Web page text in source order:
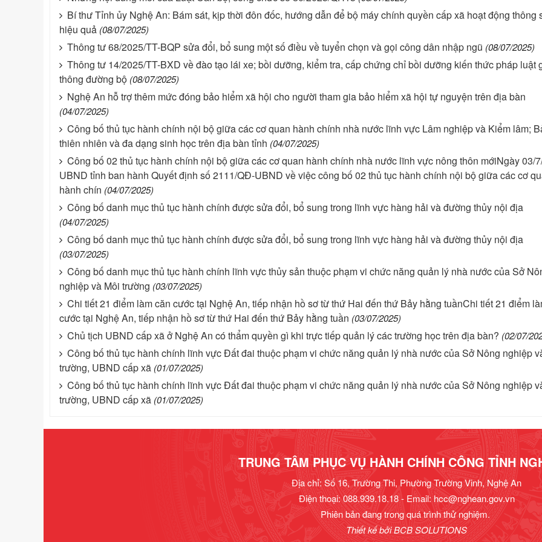
Bí thư Tỉnh ủy Nghệ An: Bám sát, kịp thời đôn đốc, hướng dẫn để bộ máy chính quyền cấp xã hoạt động thông
hiệu quả (08/07/2025)
Thông tư 68/2025/TT-BQP sửa đổi, bổ sung một số điều về tuyển chọn và gọi công dân nhập ngũ (08/07/2025)
Thông tư 14/2025/TT-BXD về đào tạo lái xe; bồi dưỡng, kiểm tra, cấp chứng chỉ bồi dưỡng kiến thức pháp luật
thông đường bộ (08/07/2025)
Nghệ An hỗ trợ thêm mức đóng bảo hiểm xã hội cho người tham gia bảo hiểm xã hội tự nguyện trên địa bàn
(04/07/2025)
Công bố thủ tục hành chính nội bộ giữa các cơ quan hành chính nhà nước lĩnh vực Lâm nghiệp và Kiểm lâm;
thiên nhiên và đa dạng sinh học trên địa bàn tỉnh (04/07/2025)
Công bố 02 thủ tục hành chính nội bộ giữa các cơ quan hành chính nhà nước lĩnh vực nông thôn mớiNgày 03/
UBND tỉnh ban hành Quyết định số 2111/QĐ-UBND về việc công bố 02 thủ tục hành chính nội bộ giữa các cơ
hành chín (04/07/2025)
Công bố danh mục thủ tục hành chính được sửa đổi, bổ sung trong lĩnh vực hàng hải và đường thủy nội địa
(04/07/2025)
Công bố danh mục thủ tục hành chính được sửa đổi, bổ sung trong lĩnh vực hàng hải và đường thủy nội địa
(03/07/2025)
Công bố danh mục thủ tục hành chính lĩnh vực thủy sản thuộc phạm vi chức năng quản lý nhà nước của Sở
nghiệp và Môi trường (03/07/2025)
Chi tiết 21 điểm làm căn cước tại Nghệ An, tiếp nhận hồ sơ từ thứ Hai đến thứ Bảy hằng tuầnChi tiết 21 điểm
cước tại Nghệ An, tiếp nhận hồ sơ từ thứ Hai đến thứ Bảy hằng tuần (03/07/2025)
Chủ tịch UBND cấp xã ở Nghệ An có thẩm quyền gì khi trực tiếp quản lý các trường học trên địa bàn? (02/07/
Công bố thủ tục hành chính lĩnh vực Đất đai thuộc phạm vi chức năng quản lý nhà nước của Sở Nông nghiệp
trường, UBND cấp xã (01/07/2025)
Công bố thủ tục hành chính lĩnh vực Đất đai thuộc phạm vi chức năng quản lý nhà nước của Sở Nông nghiệp
trường, UBND cấp xã (01/07/2025)
TRUNG TÂM PHỤC VỤ HÀNH CHÍNH CÔNG TỈNH
Địa chỉ: Số 16, Trường Thi, Phường Trường Vinh, Nghệ An
Điện thoại: 088.939.18.18 - Email: hcc@nghean.gov.vn
Phiên bản đang trong quá trình thử nghiệm.
Thiết kế bởiBCB SOLUTIONS